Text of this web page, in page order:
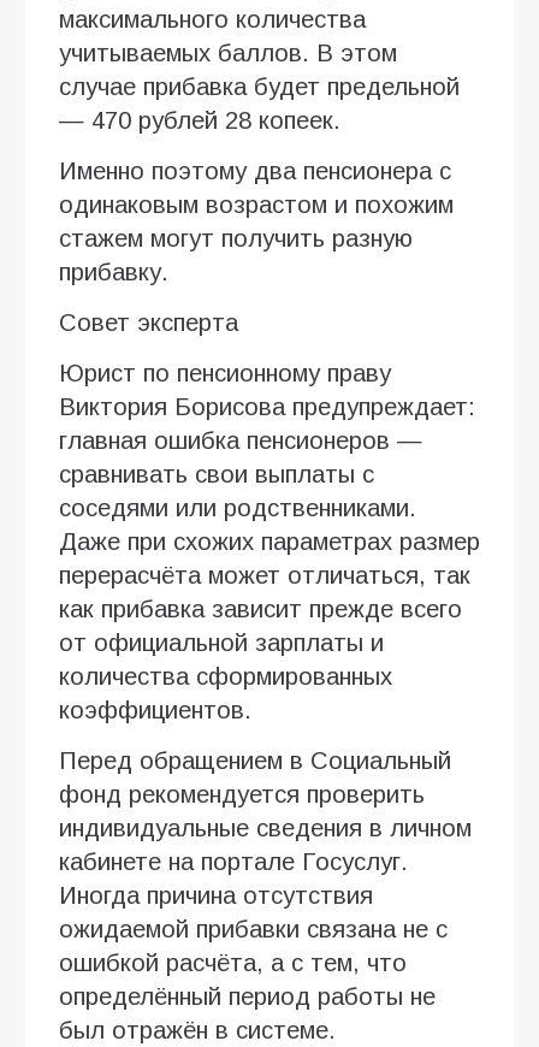
максимального количества
учитываемых баллов. В этом
случае прибавка будет предельной
— 470 рублей 28 копеек.
Именно поэтому два пенсионера с
одинаковым возрастом и похожим
стажем могут получить разную
прибавку.
Совет эксперта
Юрист по пенсионному праву
Виктория Борисова предупреждает:
главная ошибка пенсионеров —
сравнивать свои выплаты с
соседями или родственниками.
Даже при схожих параметрах размер
перерасчёта может отличаться, так
как прибавка зависит прежде всего
от официальной зарплаты и
количества сформированных
коэффициентов.
Перед обращением в Социальный
фонд рекомендуется проверить
индивидуальные сведения в личном
кабинете на портале Госуслуг.
Иногда причина отсутствия
ожидаемой прибавки связана не с
ошибкой расчёта, а с тем, что
определённый период работы не
был отражён в системе.